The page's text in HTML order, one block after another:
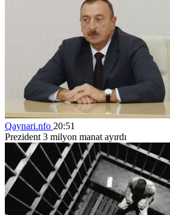
Qaynari.nfo 20:51
Prezident 3 milyon manat ayırdı